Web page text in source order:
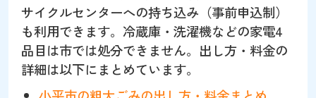
サイクルセンターへの持ち込み（事前申込制）
も利用できます。冷蔵庫・洗濯機などの家電4
品目は市では処分できません。出し方・料金の
詳細は以下にまとめています。